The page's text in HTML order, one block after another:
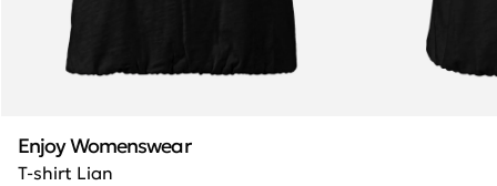
T-shirt Lian
Enjoy Womenswear